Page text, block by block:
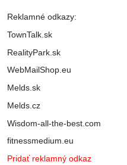
Reklamné odkazy:
TownTalk.sk
RealityPark.sk
WebMailShop.eu
Melds.sk
Melds.cz
Wisdom-all-the-best.com
fitnessmedium.eu
Pridať reklamný odkaz